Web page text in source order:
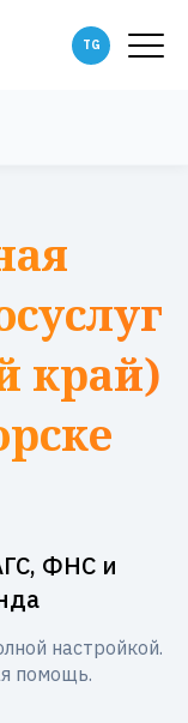
край)
ФНС и
настройкой.
помощь.